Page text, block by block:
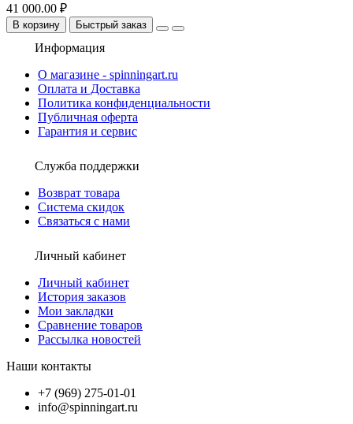
41 000.00 ₽
В корзину Быстрый заказ
Информация
О магазине - spinningart.ru
Оплата и Доставка
Политика конфиденциальности
Публичная оферта
Гарантия и сервис
Служба поддержки
Возврат товара
Система скидок
Связаться с нами
Личный кабинет
Личный кабинет
История заказов
Мои закладки
Сравнение товаров
Рассылка новостей
Наши контакты
+7 (969) 275-01-01
info@spinningart.ru